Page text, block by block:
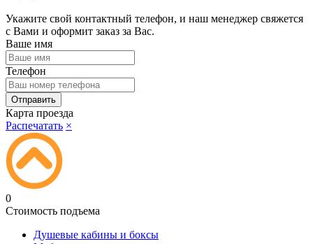
Укажите свой контактный телефон, и наш менеджер свяжется
с Вами и оформит заказ за Вас.
Ваше имя
Телефон
Карта проезда
Распечатать ×
0
Стоимость подъема
Душевые кабины и боксы